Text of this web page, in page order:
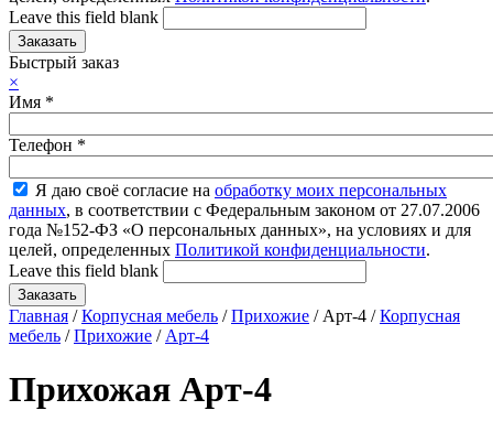
Leave this field blank
Быстрый заказ
×
Имя *
Телефон *
Я даю своё согласие на обработку моих персональных
данных, в соответствии с Федеральным законом от 27.07.2006
года №152-ФЗ «О персональных данных», на условиях и для
целей, определенных Политикой конфиденциальности.
Leave this field blank
Главная /Корпусная мебель /Прихожие / Арт-4 /Корпусная
мебель /Прихожие / Арт-4
Прихожая Арт-4